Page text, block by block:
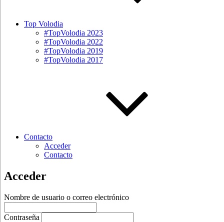
Top Volodia
#TopVolodia 2023
#TopVolodia 2022
#TopVolodia 2019
#TopVolodia 2017
Contacto
Acceder
Contacto
Acceder
Nombre de usuario o correo electrónico
Contraseña